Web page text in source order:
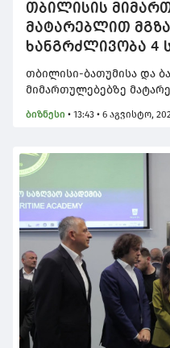
თბილისის
მატარებლით
ხანგრძლივობა 4
თბილისი-
მატარებლით
თბილისი-ბათუმისა და
მიმართულებებზე
ბათუმი-თბილისის
და მდგრადი
ქვრივიშვილთან ერთად,
ბიზნესი • 13:43 • 6 აგვისტო,